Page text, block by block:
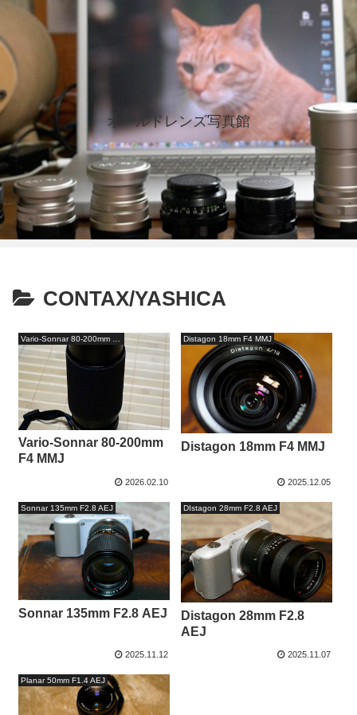
オールドレンズ写真館
CONTAX/YASHICA
Vario-Sonnar 80-200mm
F4 MMJ
2026.02.10
Distagon 18mm F4 MMJ
Distagon 18mm F4 MMJ
2025.12.05
Sonnar 135mm F2.8 AEJ
Sonnar 135mm F2.8 AEJ
2025.11.12
DIstagon 28mm F2.8 AEJ
Distagon 28mm F2.8
AEJ
2025.11.07
Planar 50mm F1.4 AEJ